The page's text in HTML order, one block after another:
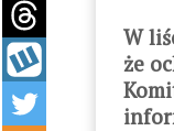
W
że